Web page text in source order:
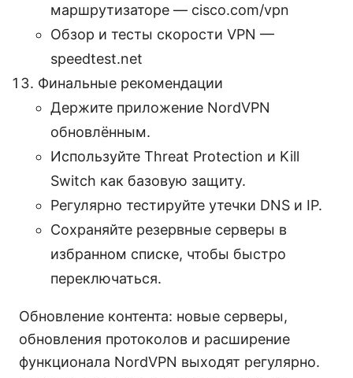
маршрутизаторе — cisco.com/vpn
Обзор и тесты скорости VPN —
speedtest.net
Финальные рекомендации
Держите приложение NordVPN
обновлённым.
Используйте Threat Protection и Kill
Switch как базовую защиту.
Регулярно тестируйте утечки DNS и IP.
Сохраняйте резервные серверы в
избранном списке, чтобы быстро
переключаться.
Обновление контента: новые серверы,
обновления протоколов и расширение
функционала NordVPN выходят регулярно.